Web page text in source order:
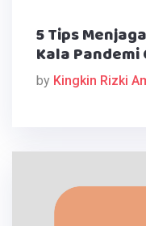
5 Tips
Kala Pandemi
by Kingkin Rizki